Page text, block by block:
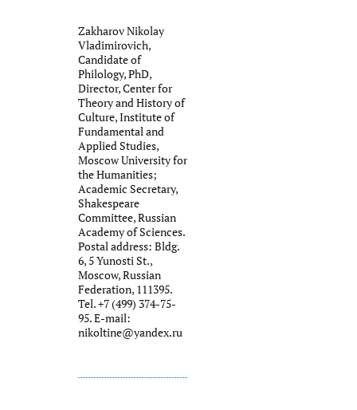
Zakharov Nikolay
Vladimirovich,
Candidate of
Philology, PhD,
Director, Center for
Theory and History of
Culture, Institute of
Fundamental and
Applied Studies,
Moscow University for
the Humanities;
Academic Secretary,
Shakespeare
Committee, Russian
Academy of Sciences.
Postal address: Bldg.
6, 5 Yunosti St.,
Moscow, Russian
Federation, 111395.
Tel. +7 (499) 374-75-
95. E-mail:
nikoltine@yandex.ru